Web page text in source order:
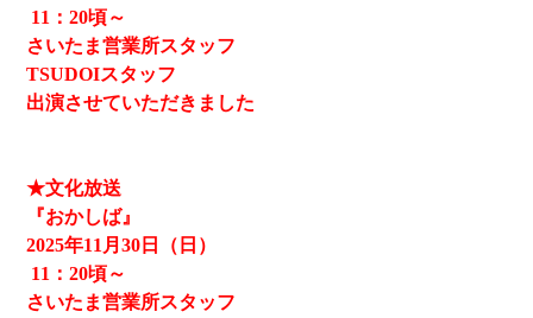
11 ：20頃～
さいたま営業所スタッフ
TSUDOIスタッフ
出演させていただきました
★文化放送
『おかしば』
2025年11月30日（日）
11 ：20頃～
さいたま営業所スタッフ